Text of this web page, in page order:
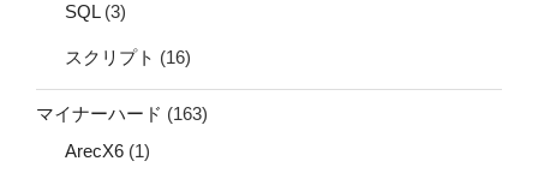
SQL(3)
スクリプト (16)
マイナーハード (163)
ArecX6 (1)